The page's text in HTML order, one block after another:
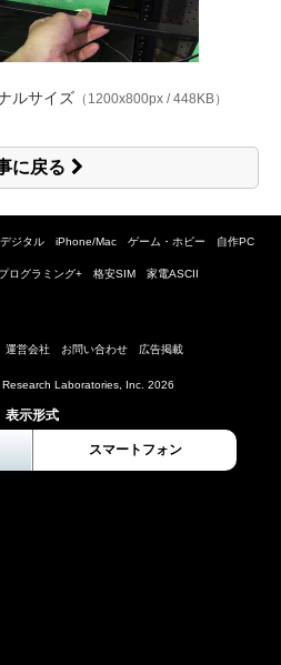
ルサイズ （1200x800px / 448KB）
に戻る
デジタル iPhone/Mac ゲーム・ホビー 自作PC
プログラミング+ 格安SIM 家電ASCII
運営会社 お問い合わせ 広告掲載
Laboratories, Inc. 2026
表示形式
スマートフォン